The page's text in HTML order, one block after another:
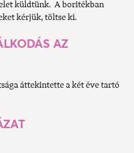
küldtünk. A boritékban
kérjük, töltse ki.
AZ
áttekintette a két éve tartó